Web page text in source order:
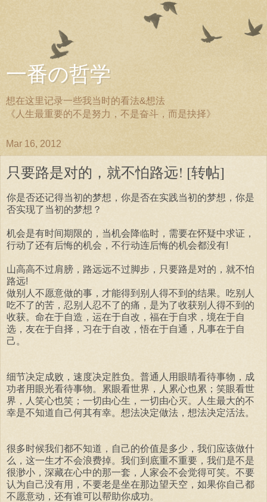
一番の哲学
想在这里记录一些我当时的看法&想法
《人生最重要的不是努力，不是奋斗，而是抉择》
Mar 16, 2012
只要路是对的，就不怕路远! [转帖]
你是否还记得当初的梦想，你是否在实践当初的梦想，你是
否实现了当初的梦想？
机会是有时间期限的，当机会降临时，需要在怀疑中求证，
行动了还有后悔的机会，不行动连后悔的机会都没有!
山高高不过肩膀，路远远不过脚步，只要路是对的，就不怕
路远!
做别人不愿意做的事，才能得到别人得不到的结果。吃别人
吃不了的苦，忍别人忍不了的痛，是为了收获别人得不到的
收获。命在于自造，运在于自改，福在于自求，境在于自
选，友在于自择，习在于自改，悟在于自通，凡事在于自
己。
细节决定成败，速度决定胜负。普通人用眼睛看待事物，成
功者用眼光看待事物。累眼看世界，人累心也累；笑眼看世
界，人笑心也笑；一切由心生，一切由心灭。人生最大的不
幸是不知道自己何其有幸。想法决定做法，想法决定活法。
很多时候我们都不知道，自己的价值是多少，我们应该做什
么，这一生才不会浪费掉。我们到底重不重要，我们是不是
很渺小，深藏在心中的那一套，人家会不会觉得可笑。不要
认为自己没有用，不要老是坐在那边望天空，如果你自己都
不愿意动，还有谁可以帮助你成功。